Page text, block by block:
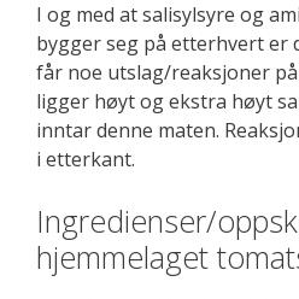
I og med at salisylsyre og
bygger seg på etterhvert er
får noe utslag/reaksjoner
ligger høyt og ekstra høyt
inntar denne maten.
i etterkant.
Ingredienser/
hjemmelaget